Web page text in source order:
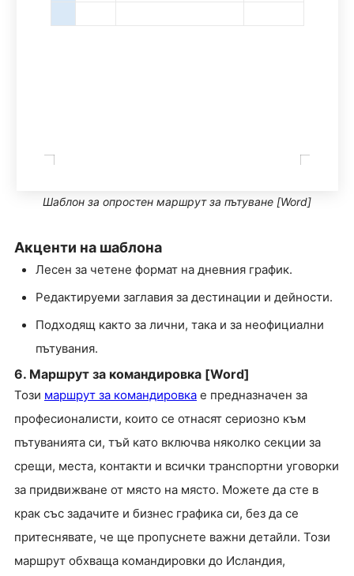
Шаблон за опростен маршрут за пътуване [Word]
Акценти на шаблона
Лесен за четене формат на дневния график.
Редактируеми заглавия за дестинации и дейности.
Подходящ както за лични, така и за неофициални
пътувания.
6. Маршрут за командировка [Word]
Този маршрут за командировка е предназначен за
професионалисти, които се отнасят сериозно към
пътуванията си, тъй като включва няколко секции за
срещи, места, контакти и всички транспортни уговорки
за придвижване от място на място. Можете да сте в
крак със задачите и бизнес графика си, без да се
притеснявате, че ще пропуснете важни детайли. Този
маршрут обхваща командировки до Исландия,